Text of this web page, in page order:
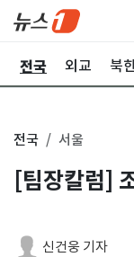
전국 외교 북
전국 서울
[팀장칼럼]
신건웅 기자